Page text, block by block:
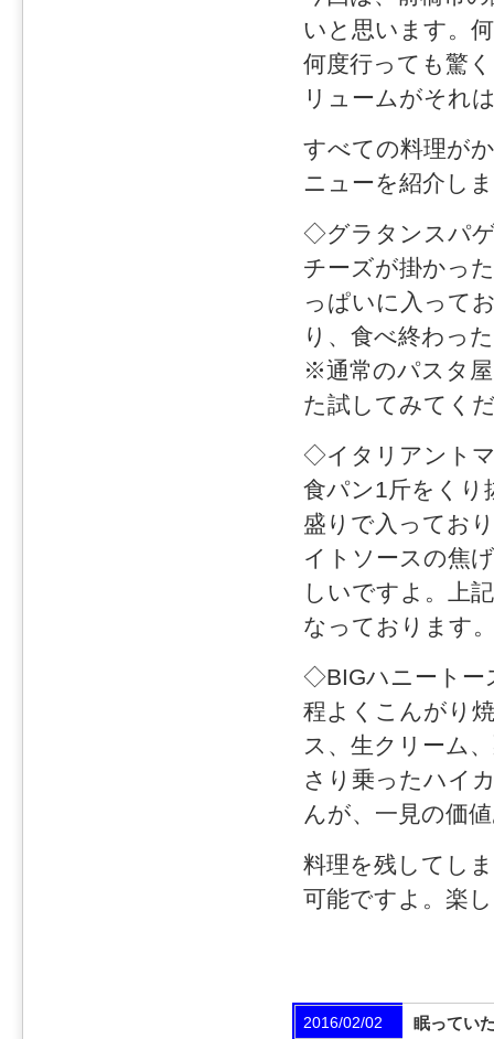
いと思います。
何度行っても驚
リュームがそれ
すべての料理が
ニューを紹介し
◇グラタンスパ
チーズが掛かっ
っぱいに入って
り、食べ終わっ
※通常のパスタ
た試してみてく
◇イタリアント
食パン1斤をくり
盛りで入ってお
イトソースの焦
しいですよ。上
なっております
◇BIGハニートー
程よくこんがり
ス、生クリーム
さり乗ったハイ
んが、一見の価
料理を残してし
可能ですよ。楽
2016/02/02 眠ってい